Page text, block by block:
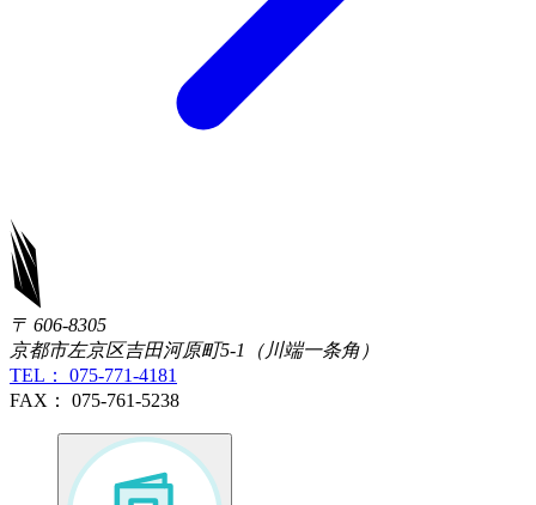
〒 606-8305
京都市左京区吉田河原町5-1（川端一条角）
TEL： 075-771-4181
FAX： 075-761-5238